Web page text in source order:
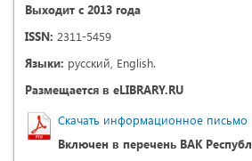
Выходит с 2013 года
ISSN: 2311-5459
Языки: русский, English.
Размещается в eLIBRARY.RU
Скачать информационное письмо
Включен в перечень ВАК